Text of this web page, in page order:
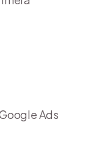
Ads